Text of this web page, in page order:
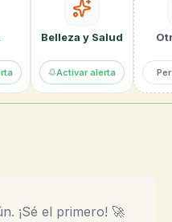
Belleza y Salud
Activar alerta
¡Sé el primero! 🚀